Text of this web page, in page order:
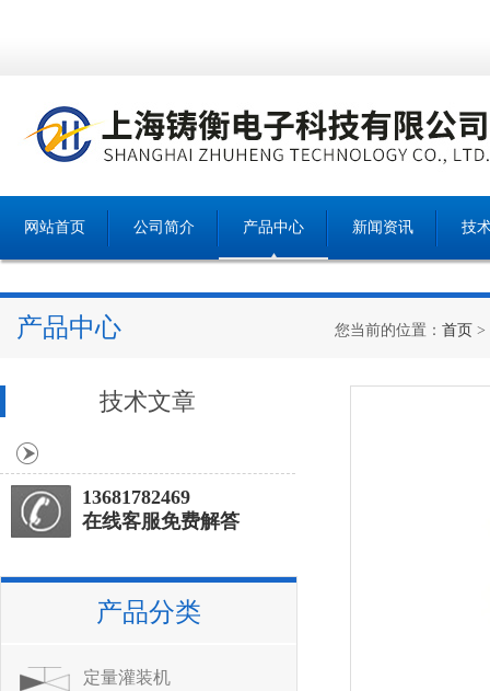
网站首页 公司简介 产品中心 新闻资讯 技
产品中心 您当前的位置： 首页 >
技术文章
13681782469
在线客服免费解答
产品分类
定量灌装机